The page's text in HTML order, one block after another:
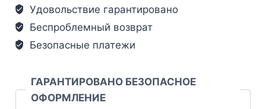
Удовольствие гарантировано
Беспроблемный возврат
Безопасные платежи
ГАРАНТИРОВАНО БЕЗОПАСНОЕ
ОФОРМЛЕНИЕ